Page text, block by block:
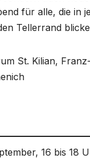
für alle, die in
Tellerrand
St. Kilian,
16 bis 18